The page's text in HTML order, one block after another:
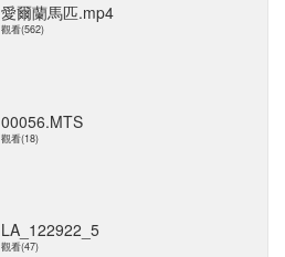
愛爾蘭馬匹.mp4
觀看(562)
00056.MTS
觀看(18)
LA_122922_5
觀看(47)